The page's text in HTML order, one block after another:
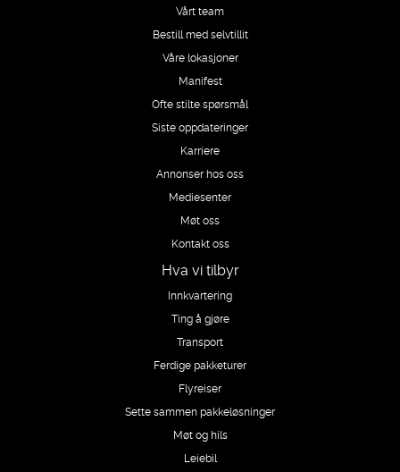
Vårt team
Bestill med selvtillit
Våre lokasjoner
Manifest
Ofte stilte spørsmål
Siste oppdateringer
Karriere
Annonser hos oss
Mediesenter
Møt oss
Kontakt oss
Hva vi tilbyr
Innkvartering
Ting å gjøre
Transport
Ferdige pakketurer
Flyreiser
Sette sammen pakkeløsninger
Møt og hils
Leiebil